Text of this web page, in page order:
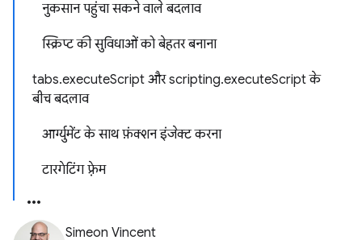
नुकसान पहुंचा सकने वाले बदलाव
स्क्रिप्ट की सुविधाओं को बेहतर बनाना
tabs.executeScript और scripting.executeScript के
बीच बदलाव
आर्ग्युमेंट के साथ फ़ंक्शन इंजेक्ट करना
टारगेटिंग फ़्रेम
Simeon Vincent